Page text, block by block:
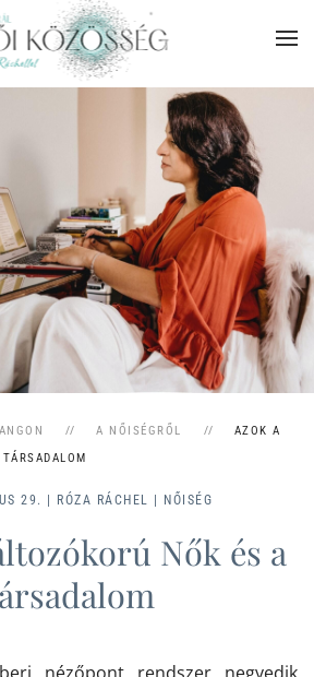
A NŐISÉGRŐL
AZOK A
29. RÓZA RÁCHEL NŐISÉG
Nők és a